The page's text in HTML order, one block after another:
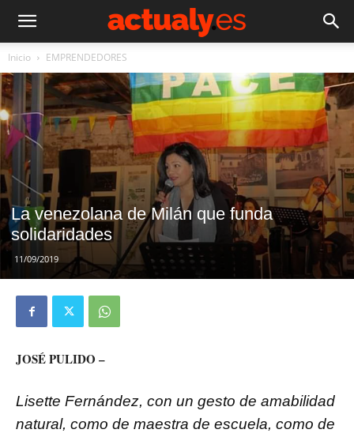
Inicio EMPRENDEDORES
La venezolana de Milán que funda
solidaridades
11/09/2019
JOSÉ PULIDO –
Lisette Fernández, con un gesto de amabilidad
natural, como de maestra de escuela, como de